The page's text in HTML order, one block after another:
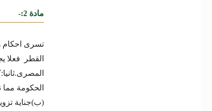
مادة 2:-
تسرى احكام
القطر
فعلا
المصرى.
الحكومة مما
(ب)جناية تزوير مما